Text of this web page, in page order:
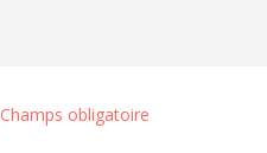
obligatoire